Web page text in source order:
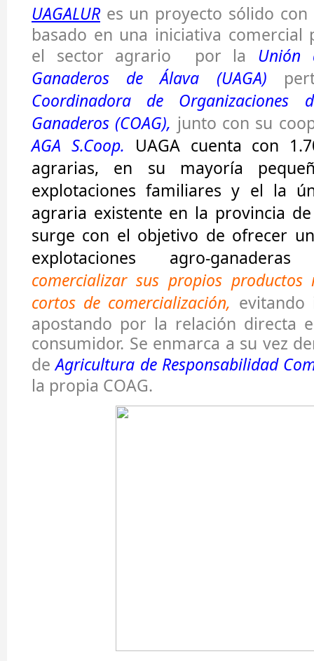
UAGALUR es un proyecto sólido
basado en una iniciativa comercial
el sector agrario por la Unión
Ganaderos de Álava (UAGA)
Coordinadora de Organizaciones
Ganaderos (COAG), junto con su
AGA S.Coop. UAGA cuenta con
agrarias, en su mayoría
explotaciones familiares y el la
agraria existente en la provincia
surge con el objetivo de ofrecer
explotaciones agro-
comercializar sus propios productos
cortos de comercialización, evitando
apostando por la relación directa
consumidor. Se enmarca a su vez
deAgricultura de Responsabilidad
la propia COAG.